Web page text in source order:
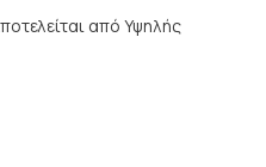
από Υψηλής